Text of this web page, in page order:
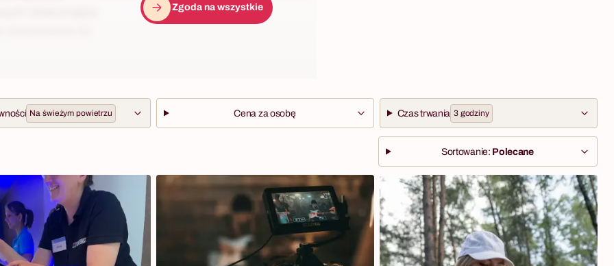
Zgoda na wszystkie
i teleturniejów
Na świeżym powietrzu Cena za osobę Czas trwania 3 godziny
Sortowanie: Polecane